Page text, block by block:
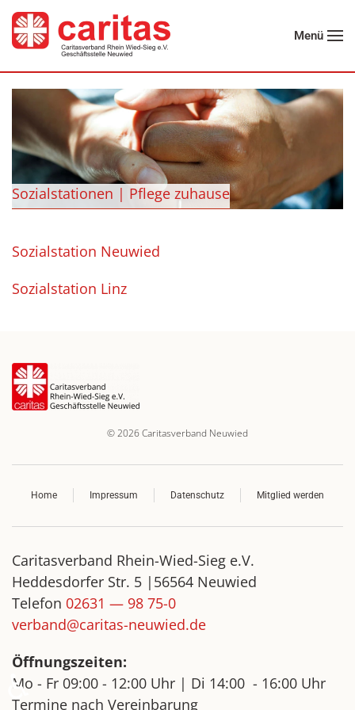
Zum Hauptinhalt springen
Menü
Sozialstationen | Pflege zuhause
Sozialstation Neuwied
Sozialstation Linz
©2026Caritasverband Neuwied
Home Impressum Datenschutz Mitglied werden
Caritasverband Rhein-Wied-Sieg e.V.
Heddesdorfer Str. 5 |56564 Neuwied
Telefon 02631 — 98 75-0
verband@caritas-neuwied.de
Öffnungszeiten:
Mo - Fr 09:00 - 12:00 Uhr | Di 14:00 - 16:00 Uhr
Termine nach Vereinbarung